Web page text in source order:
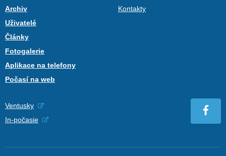
Archiv
Uživatelé
Články
Fotogalerie
Aplikace na telefony
Počasí na web
Kontakty
Ventusky
In-počasie